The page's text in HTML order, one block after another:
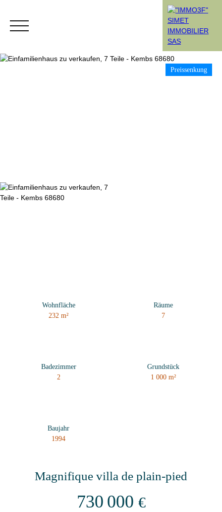
Preissenkung
Wohnfläche
232m²
Räume
7
Badezimmer
2
Grundstück
1 000m²
Baujahr
1994
Magnifique villa de plain-pied
730 000 €